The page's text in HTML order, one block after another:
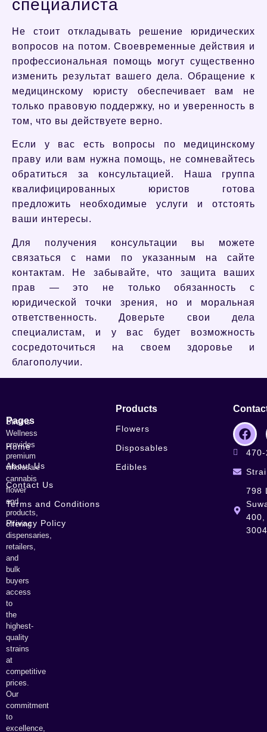
специалиста
Не стоит откладывать решение юридических
вопросов на потом. Своевременные действия и
профессиональная помощь могут существенно
изменить результат вашего дела. Обращение к
медицинскому юристу обеспечивает вам не
только правовую поддержку, но и уверенность в
том, что вы действуете верно.
Если у вас есть вопросы по медицинскому
праву или вам нужна помощь, не сомневайтесь
обратиться за консультацией. Наша группа
квалифицированных юристов готова
предложить необходимые услуги и отстоять
ваши интересы.
Для получения консультации вы можете
связаться с нами по указанным на сайте
контактам. Не забывайте, что защита ваших
прав — это не только обязанность с
юридической точки зрения, но и моральная
ответственность. Доверьте свои дела
специалистам, и у вас будет возможность
сосредоточиться на своем здоровье и
благополучии.
Strains
Wellness
provides
premium
wholesale
cannabis
flower
and
products,
offering
dispensaries,
retailers,
and
bulk
buyers
access
to
the
highest-
quality
strains
at
competitive
prices.
Our
commitment
to
excellence,
Pages
Home
About Us
Contact Us
Terms and Conditions
Privacy Policy
Products
Flowers
Disposables
Edibles
798